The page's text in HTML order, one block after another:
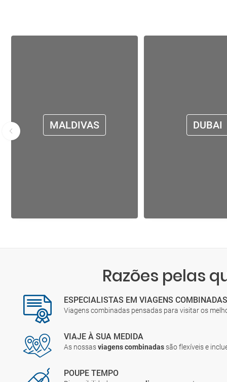
MALDIVAS DUBAI
Razões pelas
ESPECIALISTAS EM VIAGENS COMBINADAS
Viagens combinadas pensadas para visitar os
VIAJE À SUA MEDIDA
As nossasviagens combinadas são flexíveis e
POUPE TEMPO